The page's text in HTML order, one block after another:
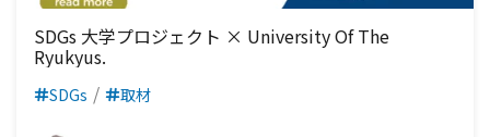
SDGs 大学プロジェクト × University Of The
Ryukyus.
SDGs 取材